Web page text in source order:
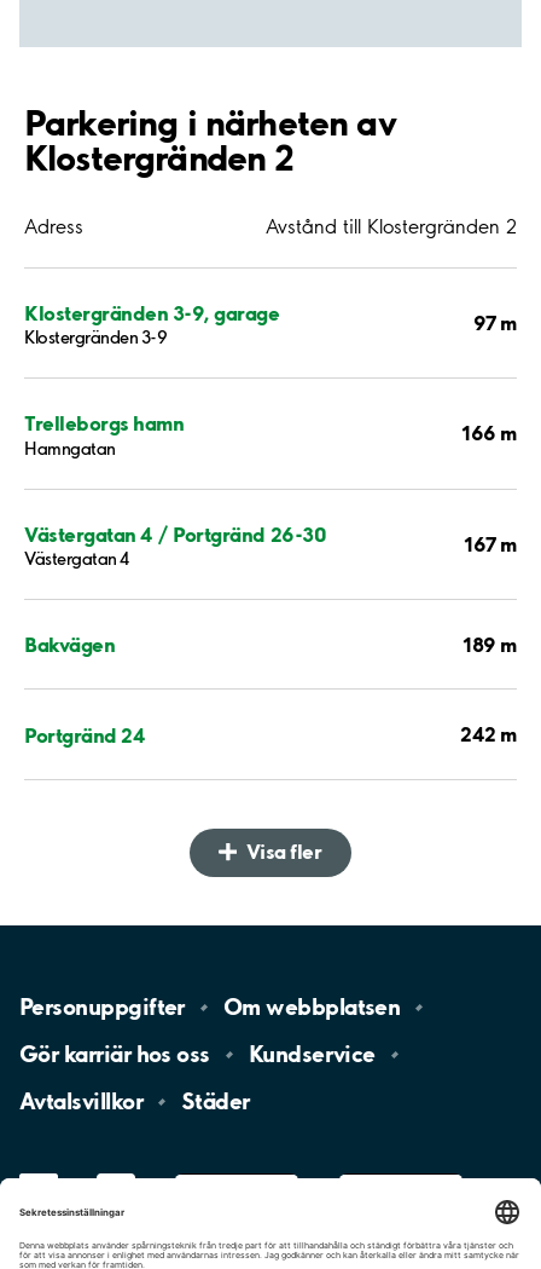
Parkering i närheten av
Klostergränden 2
Adress Avstånd till Klostergränden 2
Klostergränden 3-9, garage
Klostergränden 3-9
97 m
Trelleborgs hamn
Hamngatan
166 m
Västergatan 4 / Portgränd 26-30
Västergatan 4
167 m
Bakvägen 189 m
Portgränd 24 242 m
Visa fler
Personuppgifter Omwebbplatsen
Gör karriär hososs
Kundservice
Avtalsvillkor
Städer